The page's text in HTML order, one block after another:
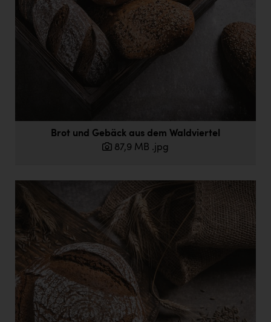
Brot und Gebäck aus dem Waldviertel
87,9 MB .jpg